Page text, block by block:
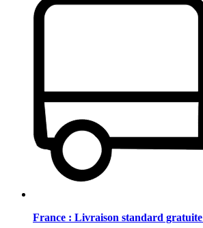
France : Livraison standard gratuite